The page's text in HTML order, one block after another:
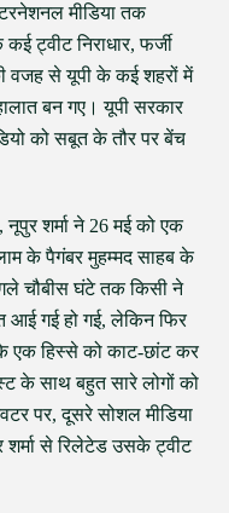
मीडिया तक
ट्वीट निराधार, फर्जी
वजह से यूपी के कई शहरों में
बन गए। यूपी सरकार
को सबूत के तौर पर बेंच
शर्मा ने 26 मई को एक
के पैगंबर मुहम्मद साहब के
चौबीस घंटे तक किसी ने
आई गई हो गई, लेकिन फिर
एक हिस्से को काट-छांट कर
के साथ बहुत सारे लोगों को
पर, दूसरे सोशल मीडिया
शर्मा से रिलेटेड उसके ट्वीट